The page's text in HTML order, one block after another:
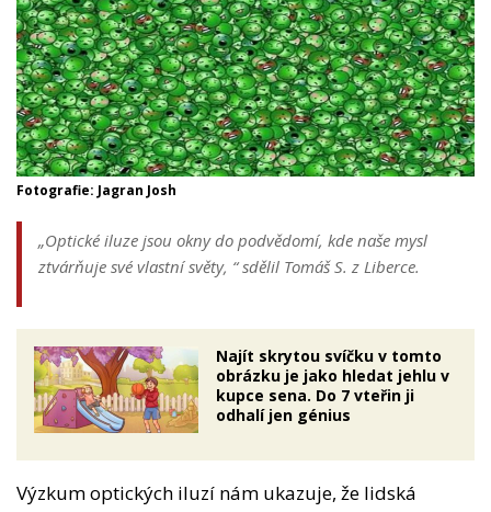
Fotografie: Jagran Josh
„Optické iluze jsou okny do podvědomí, kde naše mysl
ztvárňuje své vlastní světy, “sdělil Tomáš S. z Liberce.
Najít skrytou svíčku v tomto
obrázku je jako hledat jehlu v
kupce sena. Do 7 vteřin ji
odhalí jen génius
Výzkum optických iluzí nám ukazuje, že lidská